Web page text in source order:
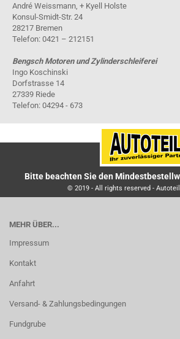
André Weissmann, + Kyell Holste
Konsul-Smidt-Str. 24
28217 Bremen
Telefon: 0421 – 212151
Bengsch Motoren und Zylinderschleiferei
Ingo Koschinski
Dorfstrasse 14
27339 Riede
Telefon: 04294 - 673
Bitte beachten Sie den
© 2019 - All rights reserved -
MEHR ÜBER...
Impressum
Kontakt
Anfahrt
Versand- & Zahlungsbedingungen
Fundgrube